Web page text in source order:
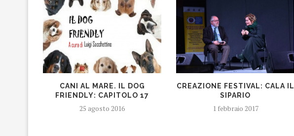
CANI AL MARE. IL DOG
FRIENDLY: CAPITOLO 17
25 agosto 2016
CREAZIONE FESTIVAL: CALA IL
SIPARIO
1 febbraio 2017